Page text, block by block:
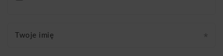
Twoje imię